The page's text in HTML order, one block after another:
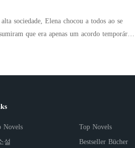
sociedade, Elena chocou a todos ao se
herdeira perdida, todos se perguntaram:
Novels
Top Novels
설
Bestseller Bücher